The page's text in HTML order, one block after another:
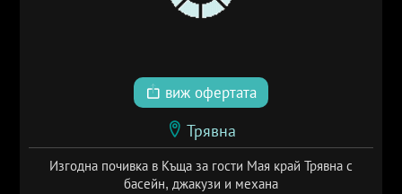
виж офертата
Трявна
Изгодна почивка в Къща за гости Мая край Трявна с
басейн, джакузи и механа